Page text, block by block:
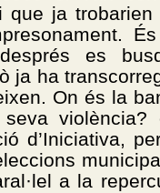
que ja trobarien
es
ja ha
On és la
violència?
d’Iniciativa,
a la